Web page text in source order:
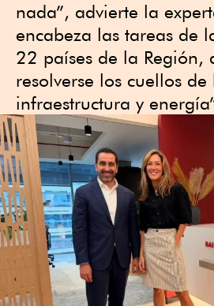
nada”, advierte la
encabeza las tareas de
22 países de la Región,
resolverse los cuellos
infraestructura y